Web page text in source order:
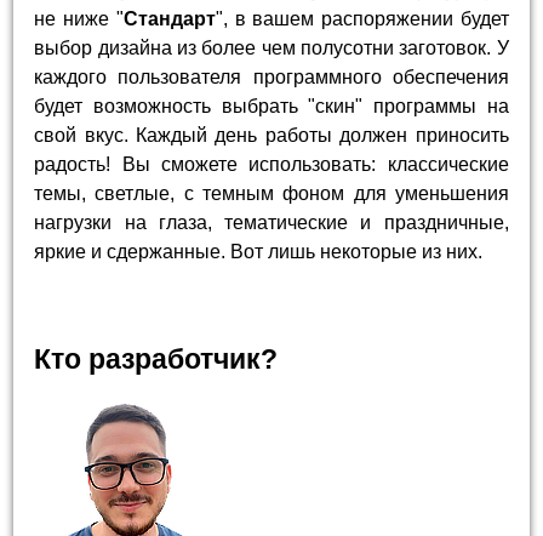
не ниже "Стандарт", в вашем распоряжении будет
выбор дизайна из более чем полусотни заготовок. У
каждого пользователя программного обеспечения
будет возможность выбрать "скин" программы на
свой вкус. Каждый день работы должен приносить
радость! Вы сможете использовать: классические
темы, светлые, с темным фоном для уменьшения
нагрузки на глаза, тематические и праздничные,
яркие и сдержанные. Вот лишь некоторые из них.
Кто разработчик?